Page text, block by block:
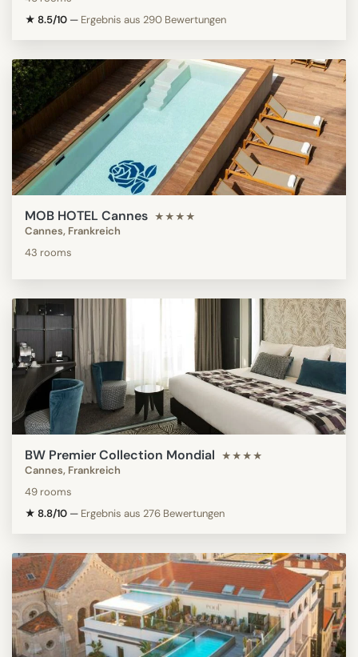
★ 8.5/10 — Ergebnis aus 290 Bewertungen
MOB HOTEL Cannes ★★★★
Cannes, Frankreich
43 rooms
BW Premier Collection Mondial ★★★★
Cannes, Frankreich
49 rooms
★ 8.8/10 — Ergebnis aus 276 Bewertungen